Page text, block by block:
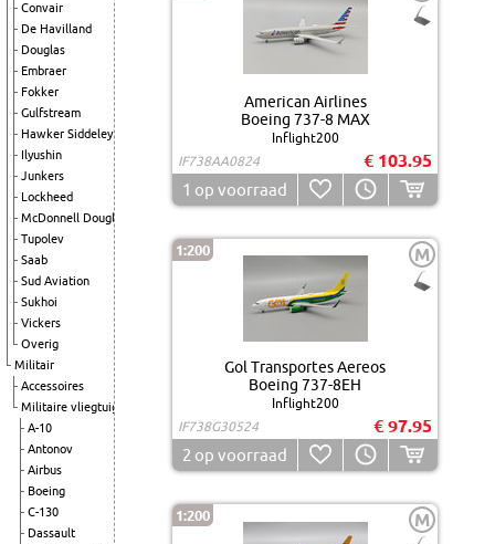
Convair
De Havilland
Douglas
Embraer
Fokker
Gulfstream
Hawker Siddeley
Ilyushin
Junkers
Lockheed
McDonnell Douglas
Tupolev
Saab
Sud Aviation
Sukhoi
Vickers
Overig
Militair
Accessoires
Militaire vliegtuigen
A-10
Antonov
Airbus
Boeing
C-130
Dassault
American Airlines
Boeing 737-8 MAX
Inflight200
IF738AA0824
€ 103.95
1 op voorraad
1:200 M
Gol Transportes Aereos
Boeing 737-8EH
Inflight200
IF738G30524
€ 97.95
2 op voorraad
1:200 M